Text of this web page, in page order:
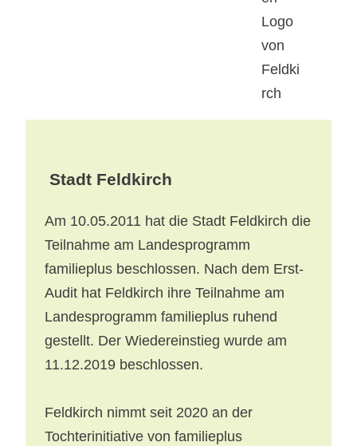
Stadt Feldkirch
Am 10.05.2011 hat die Stadt Feldkirch die
Teilnahme am Landesprogramm
familieplus beschlossen. Nach dem Erst-
Audit hat Feldkirch ihre Teilnahme am
Landesprogramm familieplus ruhend
gestellt. Der Wiedereinstieg wurde am
11.12.2019 beschlossen.
Feldkirch nimmt seit 2020 an der
Tochterinitiative von familieplus